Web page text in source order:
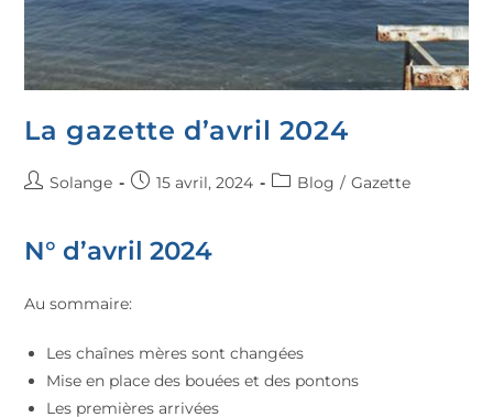
La gazette d’avril 2024
Solange 15 avril, 2024 Blog / Gazette
N° d’avril 2024
Au sommaire:
Les chaînes mères sont changées
Mise en place des bouées et des pontons
Les premières arrivées